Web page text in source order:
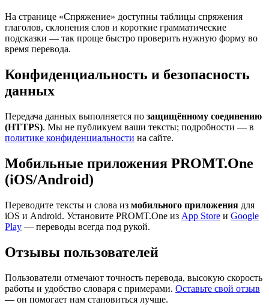
На странице «Спряжение» доступны таблицы спряжения
глаголов, склонения слов и короткие грамматические
подсказки — так проще быстро проверить нужную форму во
время перевода.
Конфиденциальность и безопасность
данных
Передача данных выполняется по защищённому соединению
(HTTPS). Мы не публикуем ваши тексты; подробности — в
политике конфиденциальности на сайте.
Мобильные приложения PROMT.One
(iOS/Android)
Переводите тексты и слова из мобильного приложения для
iOS и Android. Установите PROMT.One из App Store и Google
Play — переводы всегда под рукой.
Отзывы пользователей
Пользователи отмечают точность перевода, высокую скорость
работы и удобство словаря с примерами. Оставьте свой отзыв
— он помогает нам становиться лучше.